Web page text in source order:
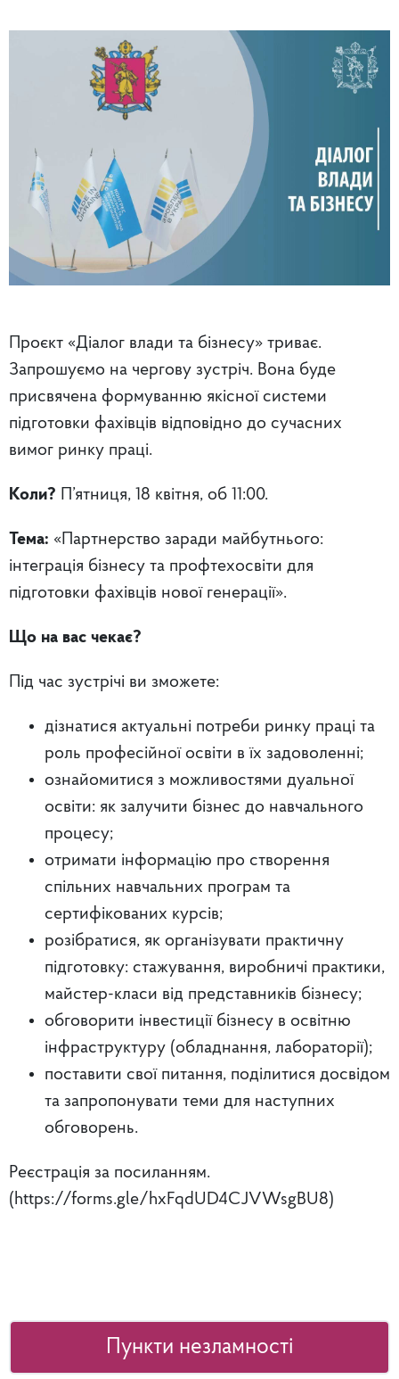
Проєкт «Діалог влади та бізнесу» триває.
Запрошуємо на чергову зустріч. Вона буде
присвячена формуванню якісної системи
підготовки фахівців відповідно до сучасних
вимог ринку праці.
Коли? П’ятниця, 18 квітня, об 11:00.
Тема: «Партнерство заради майбутнього:
інтеграція бізнесу та профтехосвіти для
підготовки фахівців нової генерації».
Що на вас чекає?
Під час зустрічі ви зможете:
дізнатися актуальні потреби ринку праці та
роль професійної освіти в їх задоволенні;
ознайомитися з можливостями дуальної
освіти: як залучити бізнес до навчального
процесу;
отримати інформацію про створення
спільних навчальних програм та
сертифікованих курсів;
розібратися, як організувати практичну
підготовку: стажування, виробничі практики,
майстер-класи від представників бізнесу;
обговорити інвестиції бізнесу в освітню
інфраструктуру (обладнання, лабораторії);
поставити свої питання, поділитися досвідом
та запропонувати теми для наступних
обговорень.
Реєстрація за посиланням.
(https://forms.gle/hxFqdUD4CJVWsgBU8)
Пункти незламності